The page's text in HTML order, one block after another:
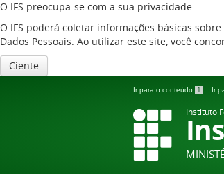
O IFS preocupa-se com a sua privacidade
O IFS poderá coletar informações básicas
Dados Pessoais. Ao utilizar este site, você
Ciente
Ir para o conteúdo 1 Ir
Instituto